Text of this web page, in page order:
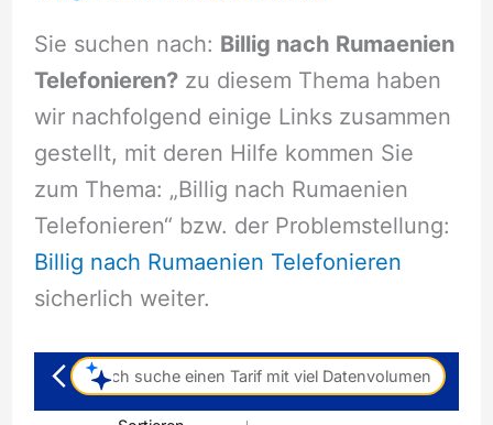
Sie suchen nach: Billig nach Rumaenien
Telefonieren?zu diesem Thema haben
wir nachfolgend einige Links zusammen
gestellt, mit deren Hilfe kommen Sie
zum Thema: „Billig nach Rumaenien
Telefonieren“ bzw. der Problemstellung:
Billig nach Rumaenien Telefonieren
sicherlich weiter.